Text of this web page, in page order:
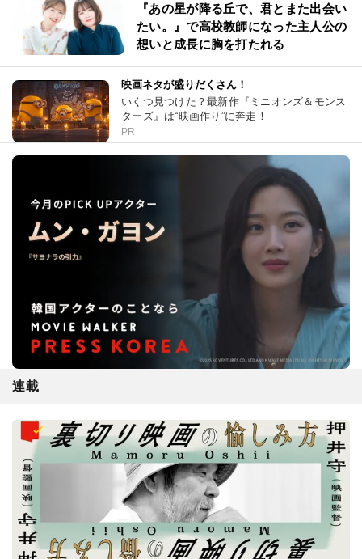
『あの星が降る丘で、君とまた出会い
たい。』で高校教師になった主人公の
想いと成長に胸を打たれる
映画ネタが盛りだくさん！
いくつ見つけた？最新作『ミニオンズ＆モンス
ターズ』は“映画作り”に奔走！
PR
連載